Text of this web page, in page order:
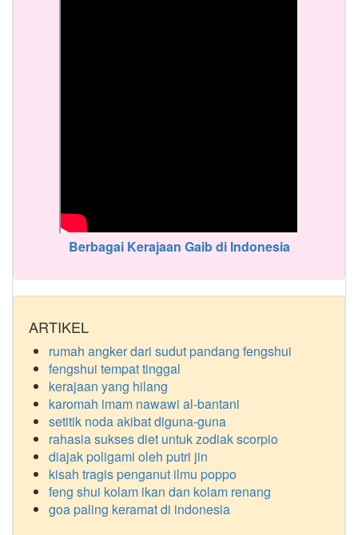
Berbagai Kerajaan Gaib di Indonesia
ARTIKEL
rumah angker dari sudut pandang fengshui
fengshui tempat tinggal
kerajaan yang hilang
karomah imam nawawi al-bantani
setitik noda akibat diguna-guna
rahasia sukses diet untuk zodiak scorpio
diajak poligami oleh putri jin
kisah tragis penganut ilmu poppo
feng shui kolam ikan dan kolam renang
goa paling keramat di indonesia